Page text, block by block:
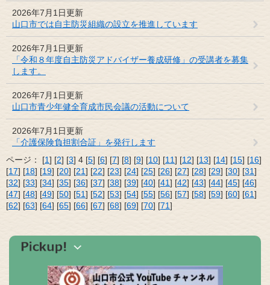
2026年7月1日更新
山口市では自主防災組織の設立を推進しています
2026年7月1日更新
「令和８年度自主防災アドバイザー養成研修」の受講者を募集
します。
2026年7月1日更新
山口市青少年健全育成市民会議の活動について
2026年7月1日更新
「介護保険負担割合証」を発行します
ページ： [1] [2] [3] 4 [5] [6] [7] [8] [9] [10] [11] [12] [13] [14] [15] [16]
[17] [18] [19] [20] [21] [22] [23] [24] [25] [26] [27] [28] [29] [30] [31]
[32] [33] [34] [35] [36] [37] [38] [39] [40] [41] [42] [43] [44] [45] [46]
[47] [48] [49] [50] [51] [52] [53] [54] [55] [56] [57] [58] [59] [60] [61]
[62] [63] [64] [65] [66] [67] [68] [69] [70] [71]